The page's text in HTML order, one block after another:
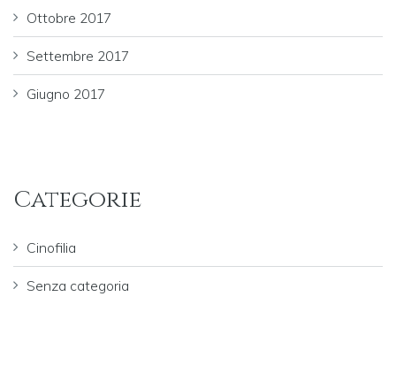
Ottobre 2017
Settembre 2017
Giugno 2017
Categorie
Cinofilia
Senza categoria